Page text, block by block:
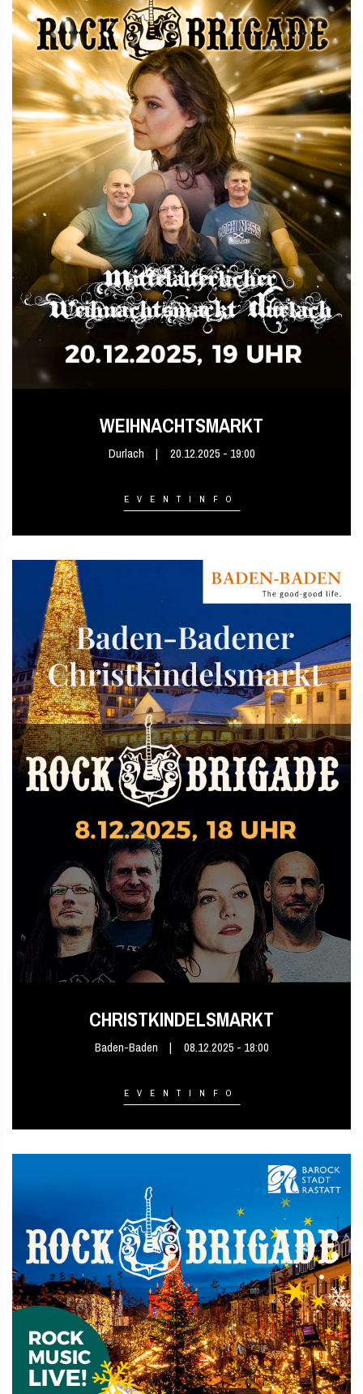
WEIHNACHTSMARKT
Durlach 20.12.2025 - 19:00
EVENTINFO
CHRISTKINDELSMARKT
Baden-Baden 08.12.2025 - 18:00
EVENTINFO